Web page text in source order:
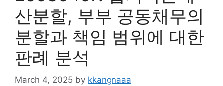
산분할, 부부 공동채무의
분할과 책임 범위에 대한
판례 분석
March 4, 2025 by kkangnaaa